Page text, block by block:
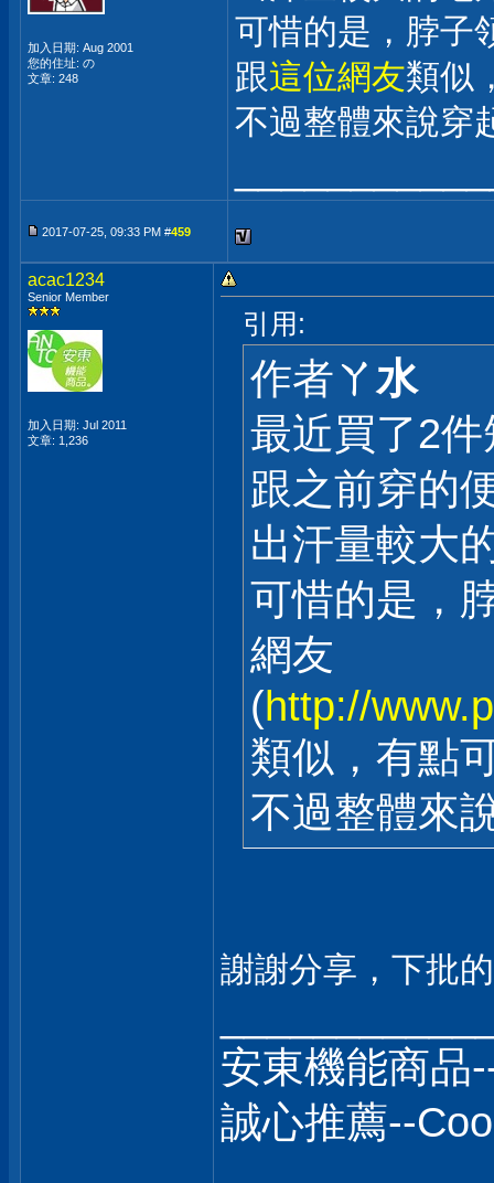
加入日期: Aug 2001
您的住址: の
文章: 248
可惜的是，脖子
跟這位網友類似
不過整體來說穿
2017-07-25, 09:33 PM #459
acac1234
Senior Member
加入日期: Jul 2011
文章: 1,236
引用:
作者ㄚ水
最近買了2
跟之前穿的
出汗量較大
可惜的是，
網友
(http://
類似，有點
不過整體來
謝謝分享，下批
安東機能商品
誠心推薦--